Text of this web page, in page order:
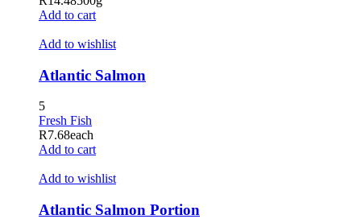
Add to cart
Add to wishlist
Atlantic Salmon
5
Fresh Fish
R7.68each
Add to cart
Add to wishlist
Atlantic Salmon Portion